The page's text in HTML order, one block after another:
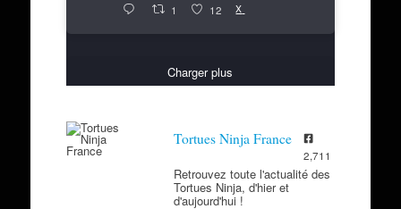
1 12 X
Charger plus
Tortues Ninja France
2,711
Retrouvez toute l'actualité des
Tortues Ninja, d'hier et
d'aujourd'hui !